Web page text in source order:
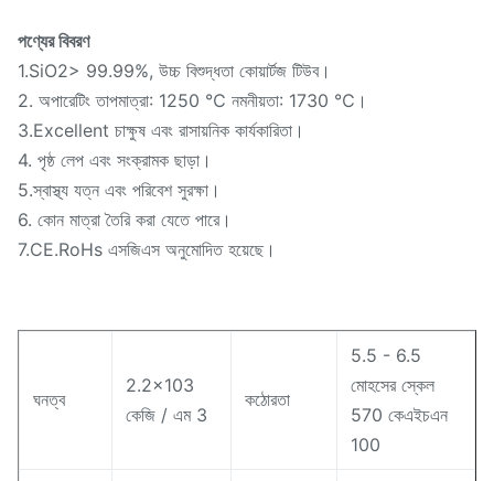
পণ্যের বিবরণ
1.SiO2> 99.99%, উচ্চ বিশুদ্ধতা কোয়ার্টজ টিউব।
2. অপারেটিং তাপমাত্রা: 1250 ℃ নমনীয়তা: 1730 ℃।
3.Excellent চাক্ষুষ এবং রাসায়নিক কার্যকারিতা।
4. পৃষ্ঠ লেপ এবং সংক্রামক ছাড়া।
5.স্বাস্থ্য যত্ন এবং পরিবেশ সুরক্ষা।
6. কোন মাত্রা তৈরি করা যেতে পারে।
7.CE.RoHs এসজিএস অনুমোদিত হয়েছে।
ঘনত্ব
2.2x103
কেজি / এম 3
কঠোরতা
5.5 - 6.5
মোহসের স্কেল
570 কেএইচএন
100